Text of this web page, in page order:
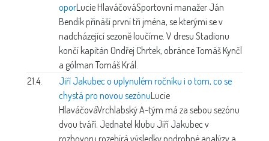
oporLucie HlaváčováSportovní manažer Ján
Bendík přináší první tři jména, se kterými se v
nadcházející sezoně loučíme. V dresu Stadionu
končí kapitán Ondřej Chrtek, obránce Tomáš Kynčl
a gólman Tomáš Král.
21.4.
Jiří Jakubec o uplynulém ročníku i o tom, co se
chystá pro novou sezónuLucie
HlaváčováVrchlabský A-tým má za sebou sezónu
dvou tváří. Jednatel klubu Jiří Jakubec v
rozhovoru rozebírá výsledky podrobné analýzy a